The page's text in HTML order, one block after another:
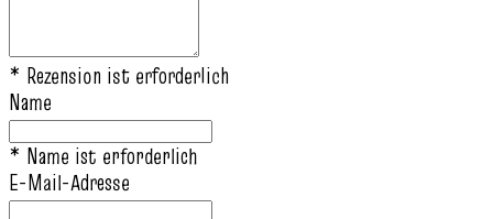
* Rezension ist erforderlich
Name
* Name ist erforderlich
E-Mail-Adresse